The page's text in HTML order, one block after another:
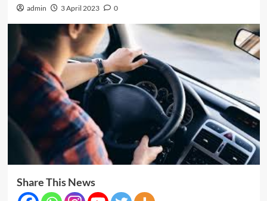
admin 3 April 2023 0
Share This News